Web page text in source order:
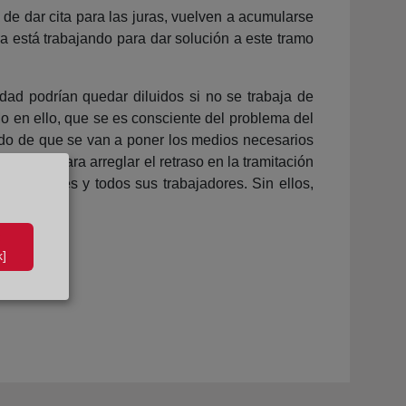
dar cita para las juras, vuelven a acumularse
está trabajando para dar solución a este tramo
podrían quedar diluidos si no se trabaja de
en ello, que se es consciente del problema del
de que se van a poner los medios necesarios
para arreglar el retraso en la tramitación
y todos sus trabajadores. Sin ellos,